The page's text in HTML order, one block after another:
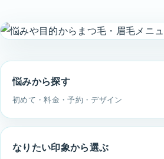
悩みから探す
初めて・料金・予約・デザイン
なりたい印象から選ぶ